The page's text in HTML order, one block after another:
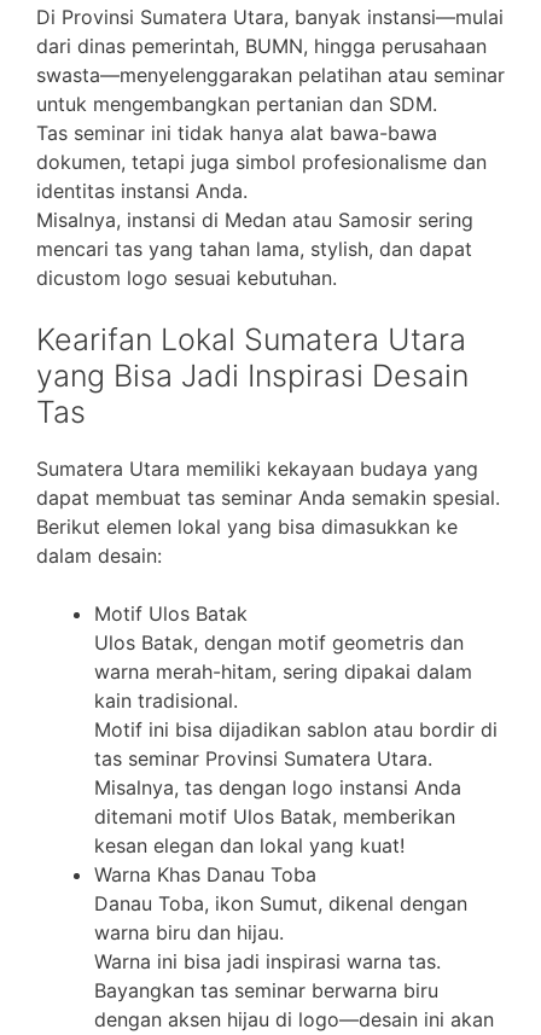
Di Provinsi Sumatera Utara, banyak instansi—mulai
dari dinas pemerintah, BUMN, hingga perusahaan
swasta—menyelenggarakan pelatihan atau seminar
untuk mengembangkan pertanian dan SDM.
Tas seminar ini tidak hanya alat bawa-bawa
dokumen, tetapi juga simbol profesionalisme dan
identitas instansi Anda.
Misalnya, instansi di Medan atau Samosir sering
mencari tas yang tahan lama, stylish, dan dapat
dicustom logo sesuai kebutuhan.
Kearifan Lokal Sumatera Utara
yang Bisa Jadi Inspirasi Desain
Tas
Sumatera Utara memiliki kekayaan budaya yang
dapat membuat tas seminar Anda semakin spesial.
Berikut elemen lokal yang bisa dimasukkan ke
dalam desain:
Motif Ulos Batak
Ulos Batak, dengan motif geometris dan
warna merah-hitam, sering dipakai dalam
kain tradisional.
Motif ini bisa dijadikan sablon atau bordir di
tas seminar Provinsi Sumatera Utara.
Misalnya, tas dengan logo instansi Anda
ditemani motif Ulos Batak, memberikan
kesan elegan dan lokal yang kuat!
Warna Khas Danau Toba
Danau Toba, ikon Sumut, dikenal dengan
warna biru dan hijau.
Warna ini bisa jadi inspirasi warna tas.
Bayangkan tas seminar berwarna biru
dengan aksen hijau di logo—desain ini akan